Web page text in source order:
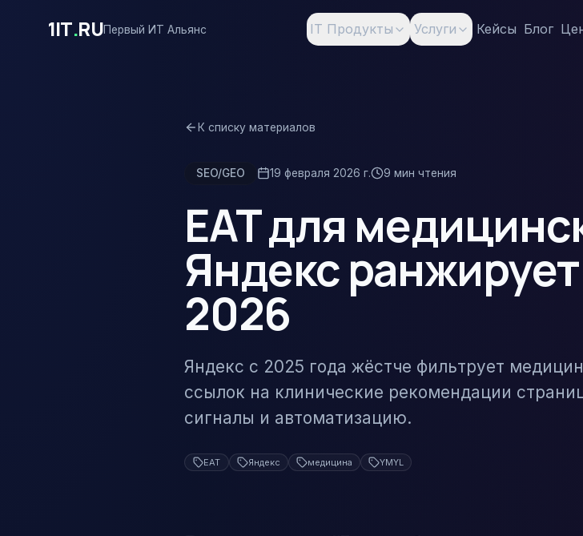
1IT.RUПервый ИТ Альянс IT Продукты Услуги Кейсы Блог
К списку материалов
SEO/GEO 19 февраля 2026 г. 9 мин чтения
EAT для
Яндекс
2026
Яндекс с 2025 года жёстче фильтрует
ссылок на клинические рекомендации
сигналы и автоматизацию.
EAT Яндекс медицина YMYL